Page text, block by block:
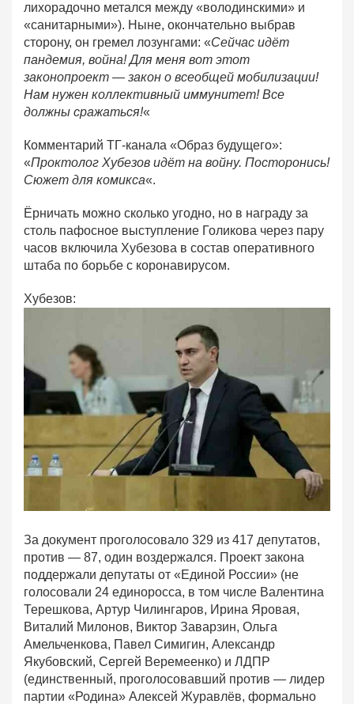
лихорадочно метался между «володинскими» и
«санитарными»). Ныне, окончательно выбрав
сторону, он гремел лозунгами: «Сейчас идёт
пандемия, война! Для меня вот этот
законопроект — закон о всеобщей мобилизации!
Нам нужен коллективный иммунитет! Все
должны сражаться!«
Комментарий ТГ-канала «Образ будущего»:
«Проктолог Хубезов идёт на войну. Посторонись!
Сюжет для комикса«.
Ёрничать можно сколько угодно, но в награду за
столь пафосное выступление Голикова через пару
часов включила Хубезова в состав оперативного
штаба по борьбе с коронавирусом.
Хубезов:
За документ проголосовало 329 из 417 депутатов,
против — 87, один воздержался. Проект закона
поддержали депутаты от «Единой России» (не
голосовали 24 единоросса, в том числе Валентина
Терешкова, Артур Чилингаров, Ирина Яровая,
Виталий Милонов, Виктор Заварзин, Ольга
Амельченкова, Павел Симигин, Александр
Якубовский, Сергей Веремеенко) и ЛДПР
(единственный, проголосовавший против — лидер
партии «Родина» Алексей Журавлёв, формально